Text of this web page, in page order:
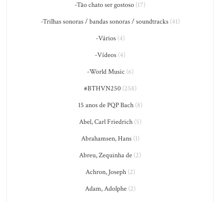
-Tão chato ser gostoso (17)
-Trilhas sonoras / bandas sonoras / soundtracks(41)
-Vários(4)
-Vídeos (4)
-World Music (6)
#BTHVN250(258)
15 anos de PQP Bach(8)
Abel, Carl Friedrich(5)
Abrahamsen, Hans(1)
Abreu, Zequinha de (2)
Achron, Joseph(2)
Adam, Adolphe(2)